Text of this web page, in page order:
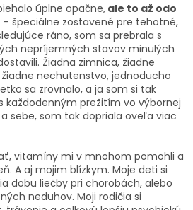
úplne opačne, ale to až odo
špeciálne zostavené pre tehotné,
ráno, som sa prebrala s
nepríjemných stavov minulých
Žiadna zimnica, žiadne
nechutenstvo, jednoducho
sa zrovnalo, a ja som si tak
každodenným prežitím vo výbornej
sebe, som tak dopriala oveľa viac
vitamíny mi v mnohom pomohli a
A aj mojim blízkym. Moje deti si
dobu liečby pri chorobách, alebo
neduhov. Moji rodičia si